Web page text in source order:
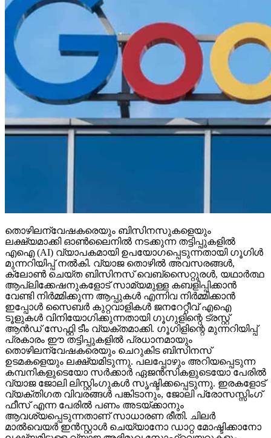
തൊഴിലന്വേഷകരെയും ബിസിനസുകളെയും
ലക്ഷ്യമാക്കി ഓണ്‍ലൈനില്‍ നടക്കുന്ന തട്ടിപ്പുകളില്‍
എഐ (AI) വ്യാപകമായി ഉപയോഗപ്പെടുന്നതായി ഗൂഗിള്‍
മുന്നറിയിപ്പ് നല്‍കി. വ്യാജ തൊഴില്‍ അവസരങ്ങള്‍,
ക്ലോണ്‍ ചെയ്ത ബിസിനസ് വെബ്‌സൈറ്റുരള്‍, യഥാര്‍ത്ഥ
ആപ്ലിക്കേഷനുകളോട് സാമ്യമുള്ള കബളിപ്പിക്കാന്‍
വേണ്ടി നിര്‍മ്മിക്കുന്ന ആപ്പുകള്‍ എന്നിവ നിര്‍മ്മിക്കാന്‍
ഇപ്പോള്‍ സൈബര്‍ കുറ്റവാളികള്‍ ജനറേറ്റീവ് എഐ
ടൂളുകള്‍ വിനിയോഗിക്കുന്നതായി ഗൂഗുളിന്റെ ട്രസ്റ്റ്
ആന്‍ഡ് സേഫ്റ്റി ടീം വ്യക്തമാക്കി. ഗൂഗിളിന്റെ മുന്നറിയിപ്പ്
പ്രകാരം ഈ തട്ടിപ്പുകളില്‍ പ്രധാനമായും
തൊഴിലന്വേഷകരെയും ചെറുകിട ബിസിനസ്
ഉടമകളെയും ലക്ഷ്യമിടുന്നു. പലപ്പോഴും അറിയപ്പെടുന്ന
കമ്പനികളുടെയോ സര്‍ക്കാര്‍ ഏജന്‍സികളുടെയോ പേരില്‍
വ്യാജ ജോലി ലിസ്റ്റിംഗുകള്‍ സൃഷ്ടിക്കപ്പെടുന്നു. ഇരകളോട്
വ്യക്തിഗത വിവരങ്ങള്‍ പങ്കിടാനും, ജോലി പ്രോസസ്സിംഗ്
ഫീസ് എന്ന പേരില്‍ പണം അടയ്ക്കാനും
ആവശ്യപ്പെടുന്നതാണ് സാധാരണ രീതി. ചിലര്‍
മാല്‍വെയര്‍ ഇന്‍സ്റ്റാള്‍ ചെയ്യാനോ ഡാറ്റ മോഷ്ടിക്കാനോ